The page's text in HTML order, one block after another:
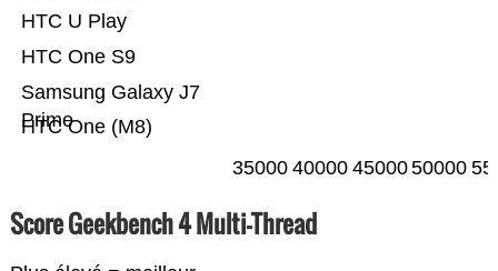
HTC One (M8)
Samsung Galaxy J7
Prime
HTC One S9
HTC U Play
35000 40000 4500050000
Score Geekbench 4 Multi-Thread